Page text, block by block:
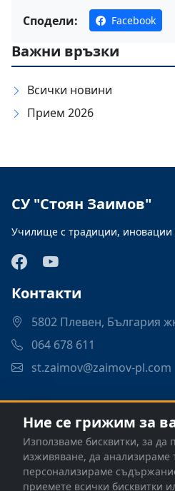
Сподели: Facebook
Важни връзки
Всички новини
Прием 2026
СУ "Стоян Заимов"
Училище с традиции,
Контакти
5802 Плевен, България
064 678 611
st.zaimov@zaimov-pl.com
Връзки
Програми
Контакти
Ние се грижим за
Използваме бисквитки, за
изживяване, да анализираме
персонализираме
приемете всички бисквитки